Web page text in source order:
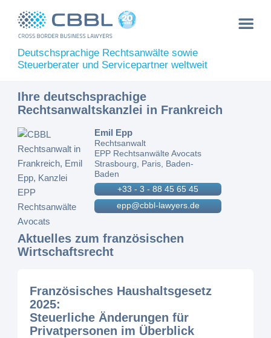
Deutschsprachige Rechtsanwälte sowie
Steuerberater und Servicepartner weltweit
Ihre deutschsprachige
Rechtsanwaltskanzlei in Frankreich
Emil Epp
Rechtsanwalt
EPP Rechtsanwälte Avocats
Strasbourg, Paris, Baden-
Baden
+33 - 3 - 88 45 65 45
epp@cbbl-lawyers.de
Aktuelles zum französischen
Wirtschaftsrecht
Französisches Haushaltsgesetz
2025:
Steuerliche Änderungen für
Privatpersonen im Überblick